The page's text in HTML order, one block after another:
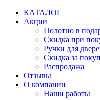
Перейти
содержимому
КАТАЛОГ
Акции
Полотно в
Скидка при
Ручки для
Скидка за
Распродажа
Отзывы
О компании
Наши работы